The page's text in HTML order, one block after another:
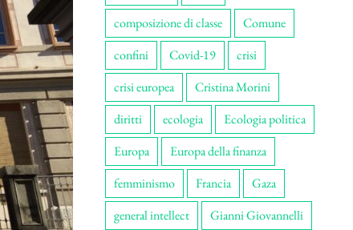
composizione di classe
Comune
confini
Covid-19
crisi
crisi europea
Cristina Morini
diritti
ecologia
Ecologia politica
Europa
Europa della finanza
femminismo
Francia
Gaza
general intellect
Gianni Giovannelli